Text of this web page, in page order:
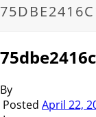
By
Posted April 22,